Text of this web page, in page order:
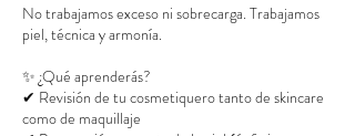
No trabajamos exceso ni sobrecarga. Trabajamos
piel, técnica y armonía.
✨ ¿Qué aprenderás?
✔ Revisión de tu cosmetiquero tanto de skincare
como de maquillaje